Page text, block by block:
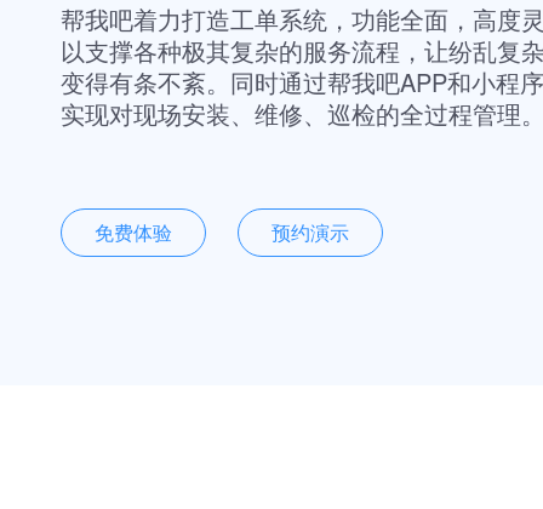
帮我吧着力打造工单系统，功能全面，高度
以支撑各种极其复杂的服务流程，让纷乱复
变得有条不紊。同时通过帮我吧APP和小程
实现对现场安装、维修、巡检的全过程管理
免费体验 预约演示